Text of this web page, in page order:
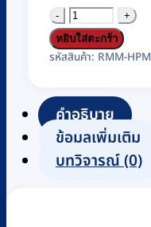
จำนวน
เข็ม
ฉีดยา
Needle)
ยี่ห้อ
NIPRO
หยิบใส่ตะกร้า
รหัสสินค้า: RMM-
คำอธิบาย
ข้อมูลเพิ่มเติม
บทวิจารณ์ (0)